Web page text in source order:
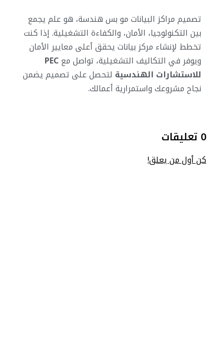
تصميم مراكز البيانات مو بس هندسة، هو علم يجمع
بين التكنولوجيا، الأمان، والكفاءة التشغيلية. إذا كنت
تخطط لإنشاء مركز بيانات يحقق أعلى معايير الأمان
ويوفر في التكاليف التشغيلية، تواصل معPEC
للاستشارات الهندسية لتحصل على تصميم يضمن
نجاح مشروعك واستمرارية أعمالك.
0 تعليقات
كن أول من يعلق!